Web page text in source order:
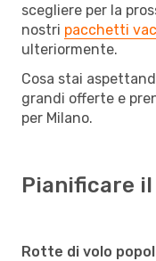
scegliere per la
nostri pacchetti
ulteriormente.
Cosa stai
grandi offerte e
per Milano.
Pianificare
Rotte di volo